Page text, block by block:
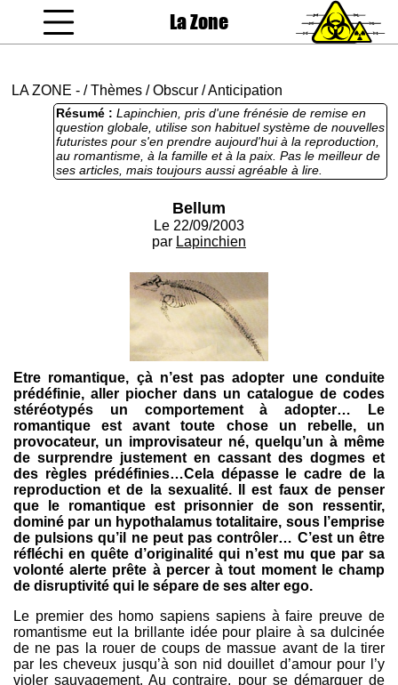
La Zone
LA ZONE - /Thèmes /Obscur /Anticipation
Résumé : Lapinchien, pris d'une frénésie de remise en
question globale, utilise son habituel système de nouvelles
futuristes pour s'en prendre aujourd'hui à la reproduction,
au romantisme, à la famille et à la paix. Pas le meilleur de
ses articles, mais toujours aussi agréable à lire.
Bellum
Le 22/09/2003
par Lapinchien
Etre romantique, çà n’est pas adopter une conduite
prédéfinie, aller piocher dans un catalogue de codes
stéréotypés un comportement à adopter… Le
romantique est avant toute chose un rebelle, un
provocateur, un improvisateur né, quelqu’un à même
de surprendre justement en cassant des dogmes et
des règles prédéfinies…Cela dépasse le cadre de la
reproduction et de la sexualité. Il est faux de penser
que le romantique est prisonnier de son ressentir,
dominé par un hypothalamus totalitaire, sous l’emprise
de pulsions qu’il ne peut pas contrôler… C’est un être
réfléchi en quête d’originalité qui n’est mu que par sa
volonté alerte prête à percer à tout moment le champ
de disruptivité qui le sépare de ses alter ego.
Le premier des homo sapiens sapiens à faire preuve de
romantisme eut la brillante idée pour plaire à sa dulcinée
de ne pas la rouer de coups de massue avant de la tirer
par les cheveux jusqu’à son nid douillet d’amour pour l’y
violer sauvagement. Au contraire, pour se démarquer de